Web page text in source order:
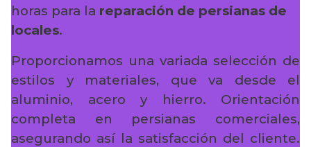
horas para la reparación de persianas de
locales.
Proporcionamos una variada selección de
estilos y materiales, que va desde el
aluminio, acero y hierro. Orientación
completa en persianas comerciales,
asegurando así la satisfacción del cliente.